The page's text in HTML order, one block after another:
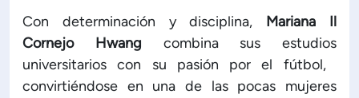
Académica
Secretaría General
Con determinación y disciplina, Mariana Il
Cornejo Hwang combina sus estudios
universitarios con su pasión por el fútbol, ​​
convirtiéndose en una de las pocas mujeres